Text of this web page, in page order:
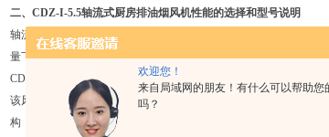
欢迎您！
来自局域网的朋友！有什么可以帮助您
吗？
二、 CDZ-I-5.5轴流式厨房排油烟风机性能的选择和型号说明
轴流风机的性能表中列出的性能是率范围内的性能，按风量分为
量下，全压值误差不超过±5%，性能选用表是标准状态下的性能
CDZ系列超低噪声轴流风机是我公司与有关专家共同研制的高效
该风机是在T35、T40系列轴流风机的基础上研制而成的。它具备
构，减少了气流在叶片表面上的分离和气流旋涡的形成，减少了